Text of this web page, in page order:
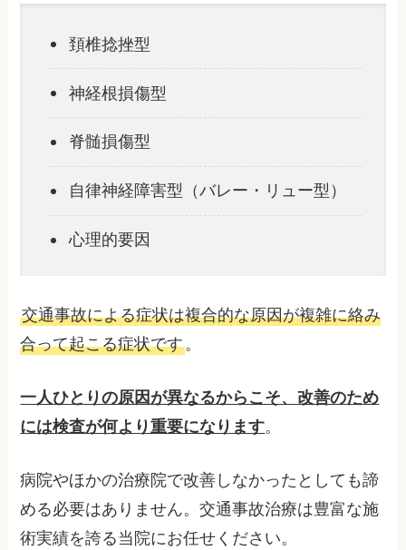
頚椎捻挫型
神経根損傷型
脊髄損傷型
自律神経障害型（バレー・リュー型）
心理的要因
交通事故による症状は複合的な原因が複雑に絡み
合って起こる症状です。
一人ひとりの原因が異なるからこそ、改善のため
には検査が何より重要になります。
病院やほかの治療院で改善しなかったとしても諦
める必要はありません。交通事故治療は豊富な施
術実績を誇る当院にお任せください。